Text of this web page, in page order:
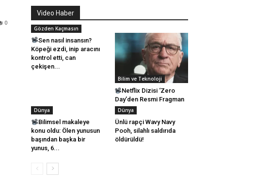
0
Video Haber
Gözden Kaçmasın
Sen nasıl insansın?
Köpeği ezdi, inip aracını
kontrol etti, can
çekişen...
Bilim ve Teknoloji
Netflix Dizisi ‘Zero
Day’den Resmi Fragman
Dünya
Bilimsel makaleye
konu oldu: Ölen yunusun
başından başka bir
yunus, 6...
Dünya
Ünlü rapçi Wavy Navy
Pooh, silahlı saldırıda
öldürüldü!